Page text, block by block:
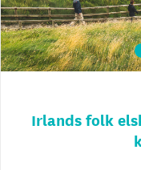
Irlands folk